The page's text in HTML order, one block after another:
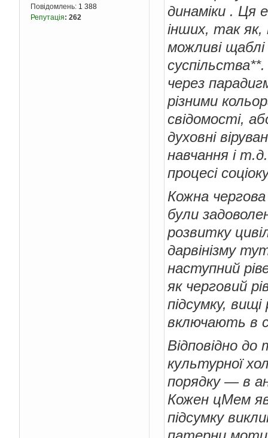
Повідомлень: 1 388
Репутація: 262
динаміки . Ця
інших, так як,
можливі
через
різними
свідомості,
духовні
навчання і
процесі
Кожна
були
розвитку
дарвінізму
наступний
як черговий
підсумку,
включають в
Відповідно до
культурної
порядку — в
Кожен цМем
підсумку